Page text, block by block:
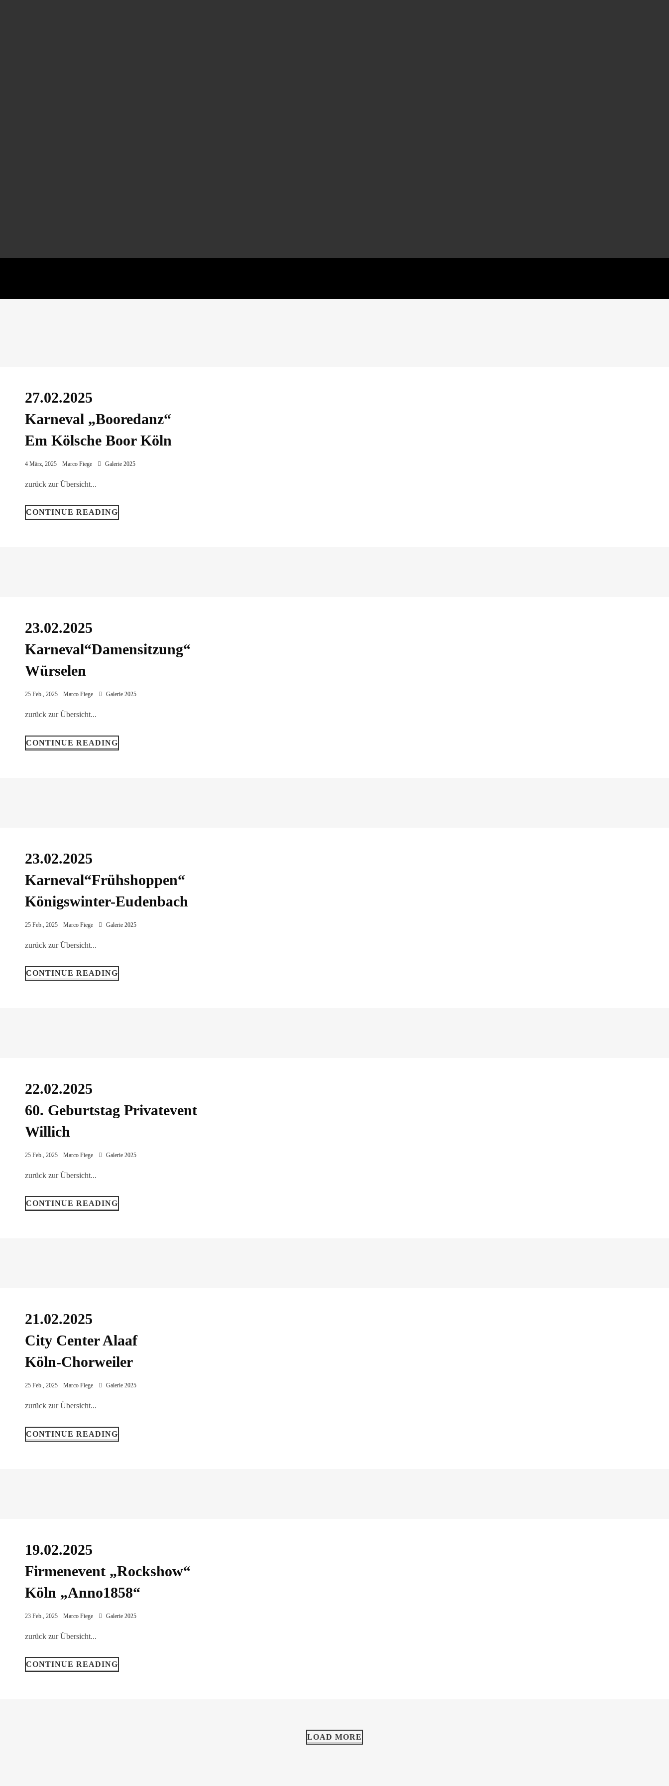
27.02.2025
Karneval „Booredanz“
Em Kölsche Boor Köln
4 März, 2025 Marco Fiege Galerie 2025
zurück zur Übersicht...
CONTINUE READING
23.02.2025
Karneval“Damensitzung“
Würselen
25 Feb., 2025 Marco Fiege Galerie 2025
zurück zur Übersicht...
CONTINUE READING
23.02.2025
Karneval“Frühshoppen“
Königswinter-Eudenbach
25 Feb., 2025 Marco Fiege Galerie 2025
zurück zur Übersicht...
CONTINUE READING
22.02.2025
60. Geburtstag Privatevent
Willich
25 Feb., 2025 Marco Fiege Galerie 2025
zurück zur Übersicht...
CONTINUE READING
21.02.2025
City Center Alaaf
Köln-Chorweiler
25 Feb., 2025 Marco Fiege Galerie 2025
zurück zur Übersicht...
CONTINUE READING
19.02.2025
Firmenevent „Rockshow“
Köln „Anno1858“
23 Feb., 2025 Marco Fiege Galerie 2025
zurück zur Übersicht...
CONTINUE READING
LOAD MORE